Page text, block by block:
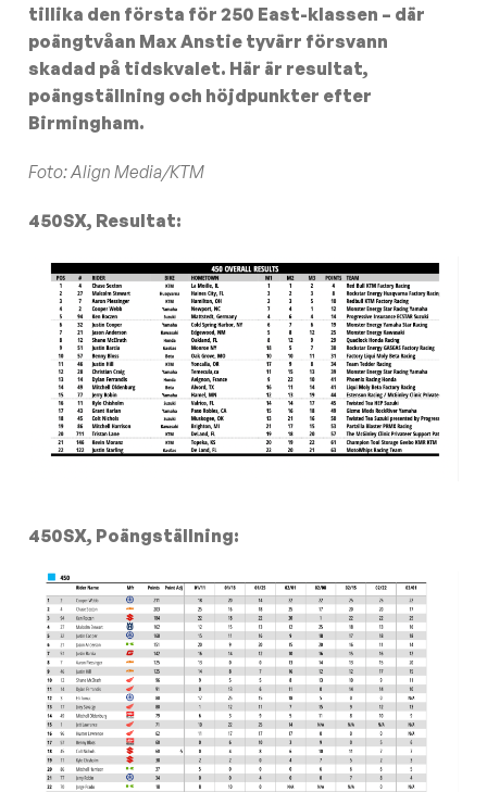
tillika den första för 250 East-klassen – där
poängtvåan Max Anstie tyvärr försvann
skadad på tidskvalet. Här är resultat,
poängställning och höjdpunkter efter
Birmingham.
Foto: Align Media/KTM
450SX, Resultat:
450SX, Poängställning: